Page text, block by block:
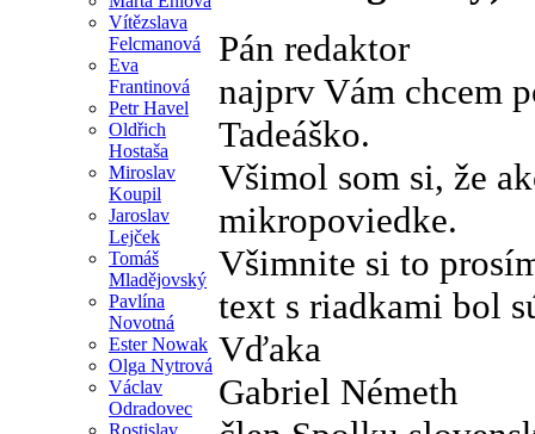
Vítězslava
Felcmanová
Eva
Frantinová
Petr Havel
Oldřich
Hostaša
Miroslav
Koupil
Jaroslav
Lejček
Tomáš
Mladějovský
Pavlína
Novotná
Ester Nowak
Olga Nytrová
Václav
Odradovec
Rostislav
Pán redaktor
najprv Vám chcem
Tadeáško.
Všimol som si, že
mikropoviedke.
Všimnite si to
text s riadkami bol
Vďaka
Gabriel Németh